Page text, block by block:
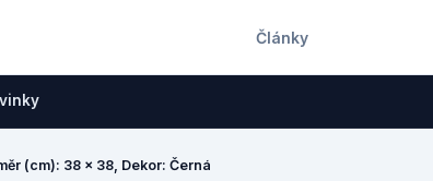
Články
(cm): 38 x 38, Dekor: Černá